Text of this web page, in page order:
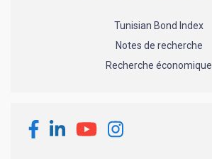
Tunisian Bond Index
Notes de recherche
Recherche économique